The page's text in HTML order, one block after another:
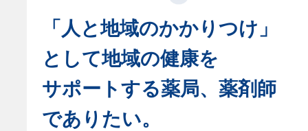
「人と地域のかかりつけ」
として地域の健康を
サポートする薬局、薬剤師
でありたい。